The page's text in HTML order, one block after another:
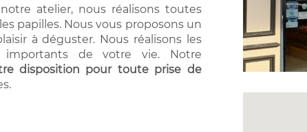
atelier, nous réalisons toutes
papilles. Nous vous proposons un
à déguster. Nous réalisons les
importants de votre vie. Notre
disposition pour toute prise de